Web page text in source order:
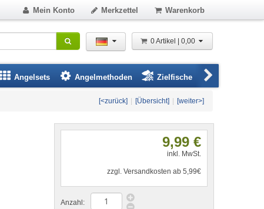
Mein Konto Merkzettel Warenkorb
0 Artikel | 0,00
Angelsets Angelmethoden Zielfische
[<zurück] [Übersicht] [weiter>]
9,99 €
inkl. MwSt.
zzgl. Versandkosten ab 5,99€
Anzahl: